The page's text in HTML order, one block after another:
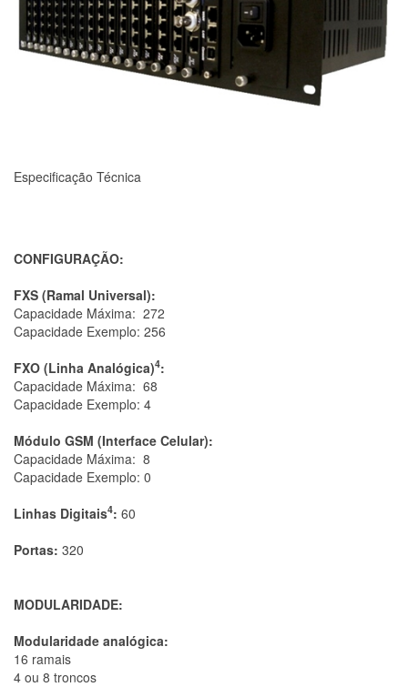
Especificação Técnica
CONFIGURAÇÃO:
FXS (Ramal Universal):
Capacidade Máxima: 272
Capacidade Exemplo: 256
FXO (Linha Analógica)4:
Capacidade Máxima: 68
Capacidade Exemplo: 4
Módulo GSM (Interface Celular):
Capacidade Máxima: 8
Capacidade Exemplo: 0
Linhas Digitais4: 60
Portas: 320
MODULARIDADE:
Modularidade analógica:
16 ramais
4 ou 8 troncos